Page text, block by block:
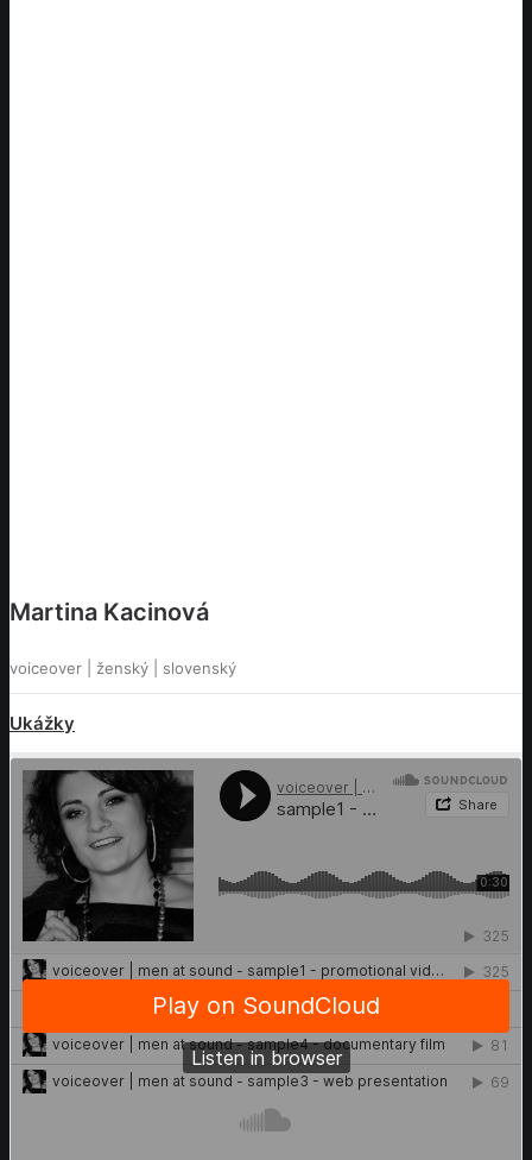
Martina Kacinová
voiceover | ženský | slovenský
Ukážky